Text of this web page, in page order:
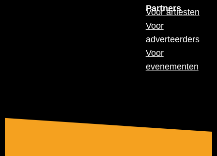
Partners
Voor artiesten
Voor
adverteerders
Voor
evenementen